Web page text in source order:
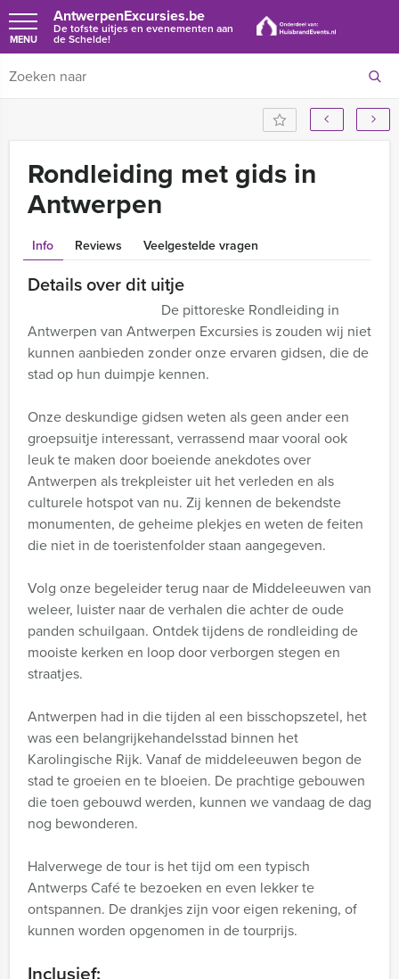
AntwerpenExcursies.be
De tofste uitjes en evenementen aan
de Schelde!
MENU
Rondleiding met gids in
Antwerpen
Info Reviews Veelgestelde vragen
Details over dit uitje
De pittoreske Rondleiding in
Antwerpen van Antwerpen Excursies is zouden wij niet
kunnen aanbieden zonder onze ervaren gidsen, die de
stad op hun duimpje kennen.
Onze deskundige gidsen weten als geen ander een
groepsuitje interessant, verrassend maar vooral ook
leuk te maken door boeiende anekdotes over
Antwerpen als trekpleister uit het verleden en als
culturele hotspot van nu. Zij kennen de bekendste
monumenten, de geheime plekjes en weten de feiten
die niet in de toeristenfolder staan aangegeven.
Volg onze begeleider terug naar de Middeleeuwen van
weleer, luister naar de verhalen die achter de oude
panden schuilgaan. Ontdek tijdens de rondleiding de
mooiste kerken en loop door verborgen stegen en
straatjes.
Antwerpen had in die tijden al een bisschopszetel, het
was een belangrijkehandelsstad binnen het
Karolingische Rijk. Vanaf de middeleeuwen begon de
stad te groeien en te bloeien. De prachtige gebouwen
die toen gebouwd werden, kunnen we vandaag de dag
nog bewonderen.
Halverwege de tour is het tijd om een typisch
Antwerps Café te bezoeken en even lekker te
ontspannen. De drankjes zijn voor eigen rekening, of
kunnen worden opgenomen in de tourprijs.
Inclusief: